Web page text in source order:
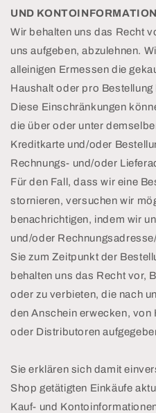
UND
Wir behalten uns das Recht
uns aufgeben, abzulehnen.
alleinigen Ermessen die
Haushalt oder pro
Diese Einschränkungen
die über oder unter
Kreditkarte und/oder
Rechnungs- und/oder
Für den Fall, dass wir eine
stornieren, versuchen wir
benachrichtigen, indem wir
und/oder
Sie zum Zeitpunkt der
behalten uns das Recht vor,
oder zu verbieten, die nach
den Anschein erwecken,
oder Distributoren
Sie erklären sich damit
Shop getätigten Einkäufe
Kauf- und